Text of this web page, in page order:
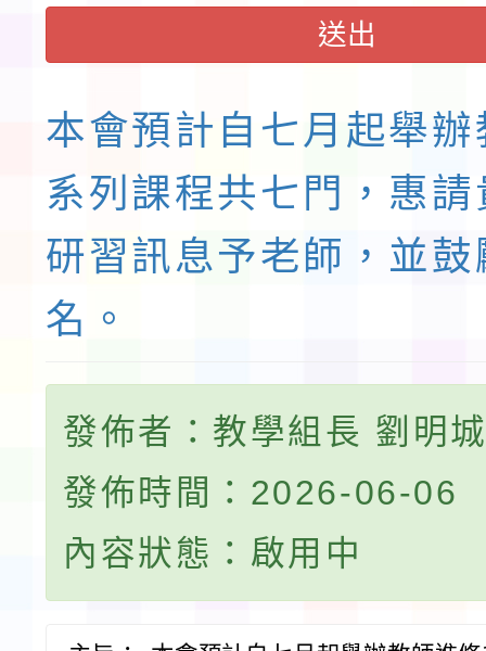
送出
本會預計自七月起舉
系列課程共七門，惠
研習訊息予老師，並
名。
發佈者：教學組長 劉明
發佈時間：2026-06-06
內容狀態：啟用中